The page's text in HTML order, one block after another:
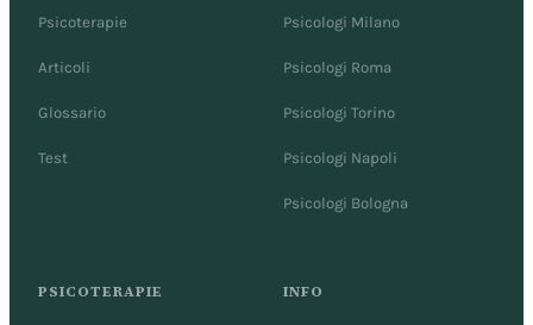
Psicoterapie
Articoli
Glossario
Test
Psicologi Milano
Psicologi Roma
Psicologi Torino
Psicologi Napoli
Psicologi Bologna
PSICOTERAPIE INFO